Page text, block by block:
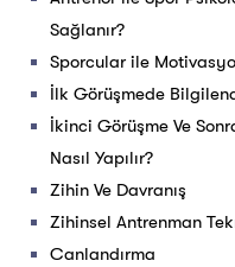
Sağlanır?
Sporcular ile
İlk Görüşmede
İkinci Görüşme Ve
Nasıl Yapılır?
Zihin Ve Davranış
Zihinsel Antrenman
Canlandırma